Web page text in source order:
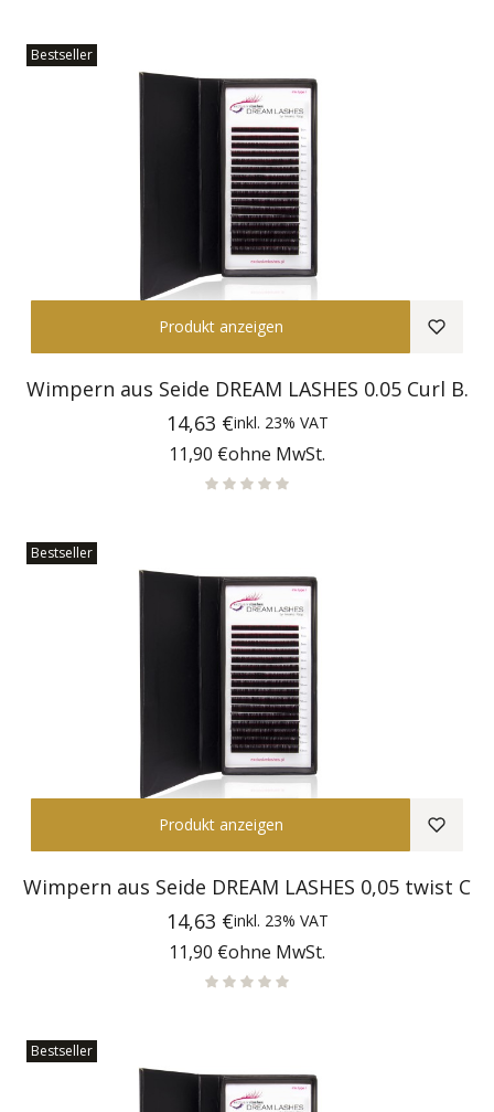
Bestseller
Produkt anzeigen
Wimpern aus Seide DREAM LASHES 0.05 Curl B.
Preis
14,63 €inkl. 23% VAT
Preis
11,90 €ohne MwSt.
Bestseller
Produkt anzeigen
Wimpern aus Seide DREAM LASHES 0,05 twist C
Preis
14,63 €inkl. 23% VAT
Preis
11,90 €ohne MwSt.
Bestseller